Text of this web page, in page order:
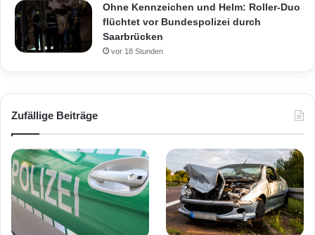
Ohne Kennzeichen und Helm: Roller-Duo
flüchtet vor Bundespolizei durch
Saarbrücken
vor 18 Stunden
Zufällige Beiträge